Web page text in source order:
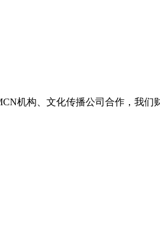
机构、文化传播公司合作，我